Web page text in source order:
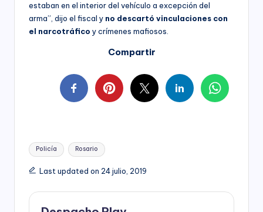
estaban en el interior del vehículo a excepción del
arma”, dijo el fiscal y no descartó vinculaciones con
el narcotráfico y crímenes mafiosos.
Compartir
Tags:
Policía Rosario
Last updated on 24 julio, 2019